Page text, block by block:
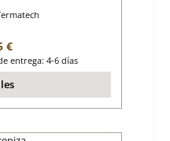
normal:
€
entrega: 4-6 días